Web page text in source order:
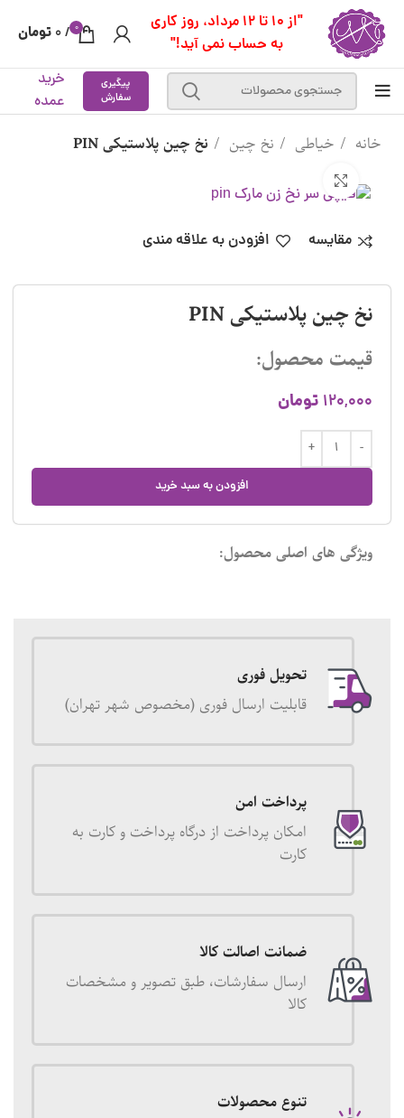
"از 10 تا 12 مرداد، روز کاری
به حساب نمی آید!"
0
/
0 تومان
پیگیری
سفارش
خرید
عمده
خانه خیاطی نخ چین نخ چین پلاستیکی PIN
مقایسه افزودن به علاقه مندی
نخ چین پلاستیکی PIN
قیمت محصول:
120,000 تومان
افزودن به سبد خرید
ویژگی های اصلی محصول:
تحویل فوری
قابلیت ارسال فوری (مخصوص شهر تهران)
پرداخت امن
امکان پرداخت از درگاه پرداخت و کارت به
کارت
ضمانت اصالت کالا
ارسال سفارشات، طبق تصویر و مشخصات
کالا
تنوع محصولات